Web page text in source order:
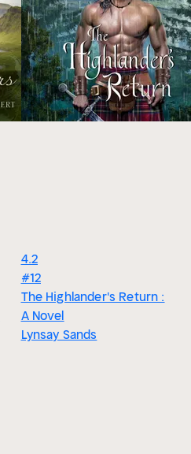
4.2
#12
The Highlander's Return :
A Novel
Lynsay Sands